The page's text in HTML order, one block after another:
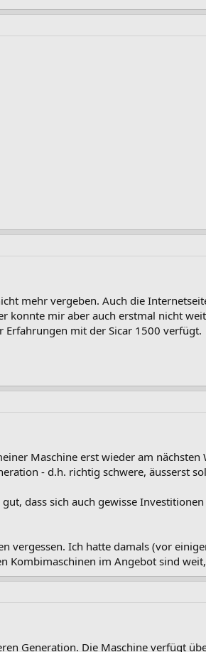
mehr vergeben. Auch die
konnte mir aber auch erstmal nicht
mit der Sicar 1500 verfügt.
Maschine erst wieder am nächsten
- d.h. richtig schwere, äusserst
dass sich auch gewisse
vergessen. Ich hatte damals (vor
Kombimaschinen im Angebot sind
Generation. Die Maschine verfügt